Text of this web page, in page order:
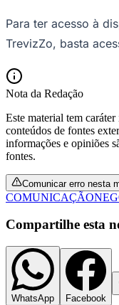
Fluminense
Para ter acesso à
TrevizZo, basta
Nota da Redação
Este material tem
conteúdos de fontes
informações e opiniões
fontes.
Comunicar erro nesta
COMUNICAÇÃO
Compartilhe esta
WhatsApp Facebook